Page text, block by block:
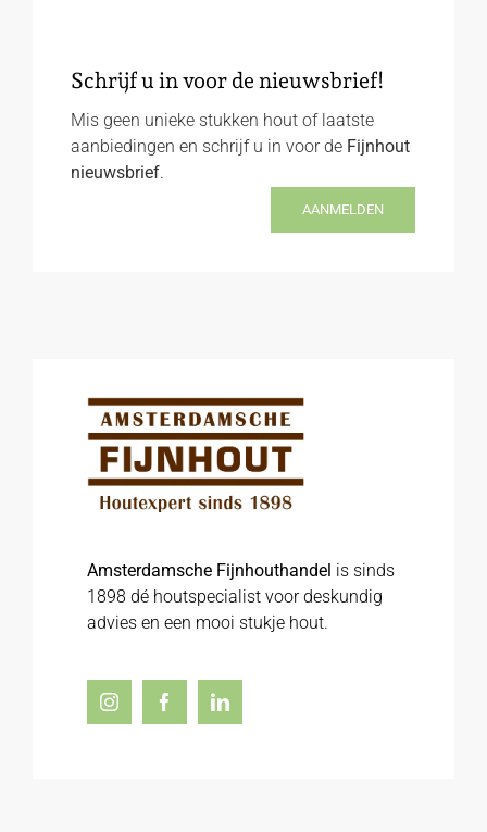
Schrijf u in voor de nieuwsbrief!
Mis geen unieke stukken hout of laatste
aanbiedingen en schrijf u in voor de Fijnhout
nieuwsbrief.
AANMELDEN
Amsterdamsche Fijnhouthandel is sinds
1898 dé houtspecialist voor deskundig
advies en een mooi stukje hout.